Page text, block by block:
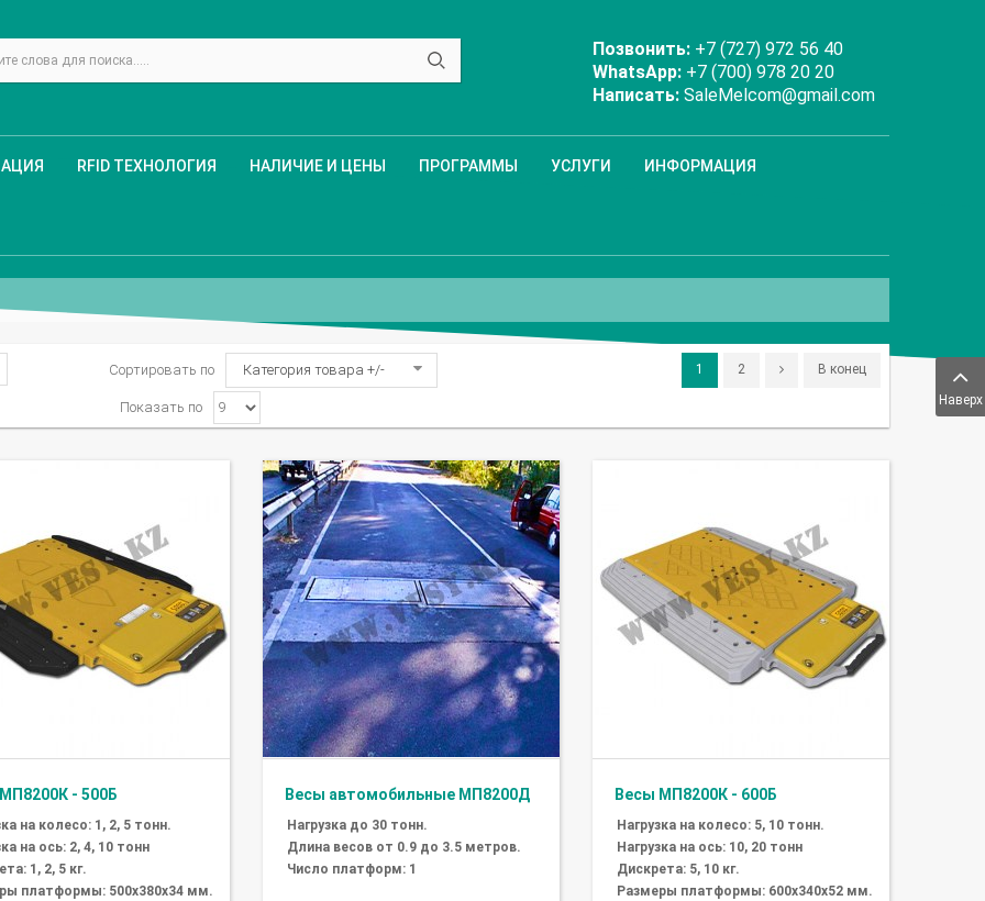
Позвонить: +7 (727) 972 56 40
WhatsApp: +7 (700) 978 20 20
Написать: SaleMelcom@gmail.com
RFID ТЕХНОЛОГИЯ НАЛИЧИЕ И ЦЕНЫ ПРОГРАММЫ УСЛУГИ ИНФОРМАЦИЯ
Сортировать по Категория товара +/-
Показать по
1 2 В конец
- 500Б
на колесо: 1, 2, 5 тонн.
на ось: 2, 4, 10 тонн
1, 2, 5 кг.
платформы: 500х380х34 мм.
Весы автомобильные МП8200Д
Нагрузка до 30 тонн.
Длина весов от 0.9 до 3.5 метров.
Число платформ: 1
Весы МП8200К - 600Б
Нагрузка на колесо: 5, 10 тонн.
Нагрузка на ось: 10, 20 тонн
Дискрета: 5, 10 кг.
Размеры платформы: 600х340х52 мм.
Наверх